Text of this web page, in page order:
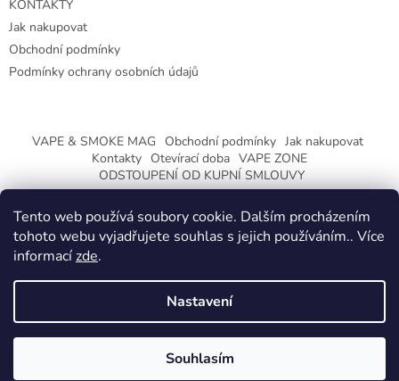
Tento web používá soubory cookie. Dalším procházením
tohoto webu vyjadřujete souhlas s jejich používáním.. Více
informacízde.
Nastavení
Souhlasím
KLIKNETE A DOZVÍTE SE VÍCE.
KONTAKTY
Jak nakupovat
Obchodní podmínky
Podmínky ochrany osobních údajů
VAPE & SMOKE MAG Obchodní podmínky Jak nakupovat
Kontakty Otevírací doba VAPE ZONE
ODSTOUPENÍ OD KUPNÍ SMLOUVY
Copyright 2026CeskaTrafika.eu. Všechna práva vyhrazena.